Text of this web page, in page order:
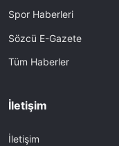
Spor Haberleri
Sözcü E-Gazete
Tüm Haberler
İletişim
İletişim